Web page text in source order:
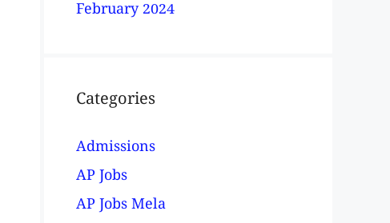
February 2024
Categories
Admissions
AP Jobs
AP Jobs Mela